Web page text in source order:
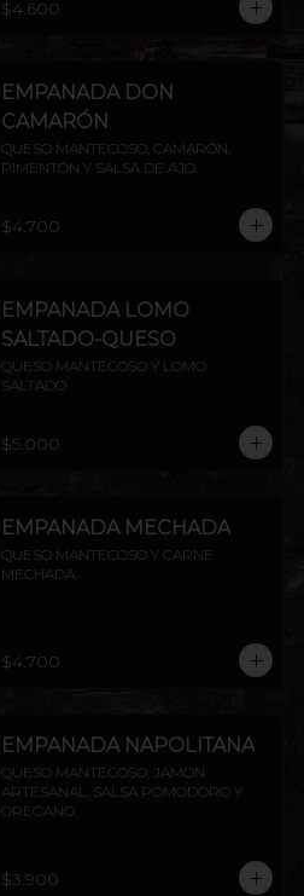
$4.600
EMPANADA DON
CAMARÓN
QUESO MANTECOSO, CAMARÓN,
PIMENTÓN Y SALSA DE AJO.
$4.700
EMPANADA LOMO
SALTADO-QUESO
QUESO MANTECOSO Y LOMO
SALTADO
$5.000
EMPANADA MECHADA
QUESO MANTECOSO Y CARNE
MECHADA.
$4.700
EMPANADA NAPOLITANA
QUESO MANTECOSO, JAMON
ARTESANAL, SALSA POMODORO Y
OREGANO.
$3.900